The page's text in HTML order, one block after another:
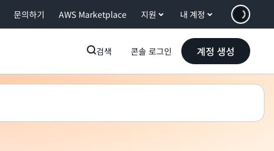
문의하기 AWS Marketplace 지원 내 계정
검색 콘솔 로그인 계정 생성